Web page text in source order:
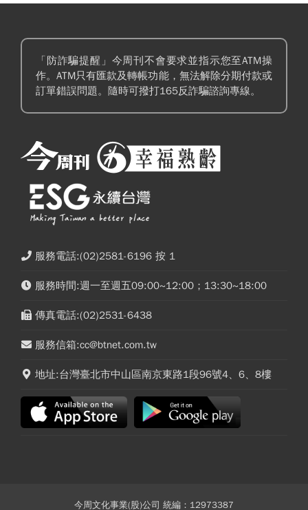
「防詐騙提醒」今周刊不會要求並指示您至ATM操
作。ATM只有匯款及轉帳功能，無法解除分期付款或
訂單錯誤問題。隨時可撥打165反詐騙諮詢專線。
服務電話:(02)2581-6196 按 1
服務時間:週一至週五09:00~12:00；13:30~18:00
傳真電話:(02)2531-6438
服務信箱:cc@btnet.com.tw
地址:台灣臺北市中山區南京東路1段96號4、6、8樓
今周文化事業(股)公司 統編：12973387